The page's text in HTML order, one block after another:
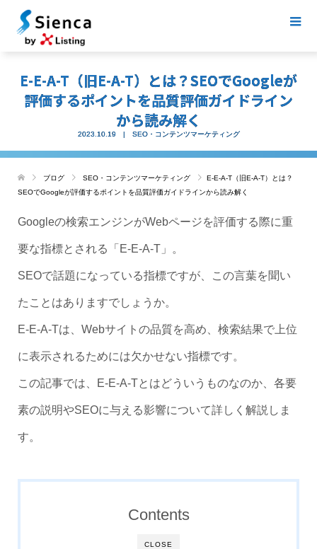
E-E-A-T（旧E-A-T）とは？SEOでGoogleが
評価するポイントを品質評価ガイドライン
から読み解く
2023.10.19 SEO・コンテンツマーケティング
ブログ SEO・コンテンツマーケティング
E-E-A-T（旧E-A-T）とは？
SEOでGoogleが評価するポイントを品質評価ガイドラインから読み解く
Googleの検索エンジンがWebページを評価する際に重
要な指標とされる「E-E-A-T」。
SEOで話題になっている指標ですが、この言葉を聞い
たことはありますでしょうか。
E-E-A-Tは、Webサイトの品質を高め、検索結果で上位
に表示されるためには欠かせない指標です。
この記事では、E-E-A-Tとはどういうものなのか、各要
素の説明やSEOに与える影響について詳しく解説しま
す。
CLOSE
Contents